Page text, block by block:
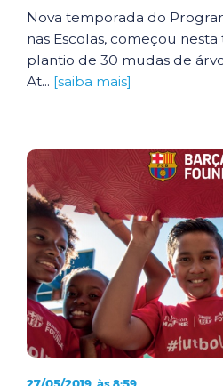
Nova temporada do
nas Escolas, começou
plantio de 30 mudas de
At... [saiba mais]
27/05/2019, às 8:59